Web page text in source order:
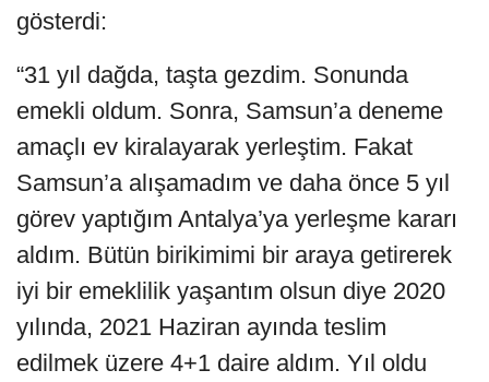
gösterdi:
“31 yıl dağda, taşta gezdim. Sonunda
emekli oldum. Sonra, Samsun’a deneme
amaçlı ev kiralayarak yerleştim. Fakat
Samsun’a alışamadım ve daha önce 5 yıl
görev yaptığım Antalya’ya yerleşme kararı
aldım. Bütün birikimimi bir araya getirerek
iyi bir emeklilik yaşantım olsun diye 2020
yılında, 2021 Haziran ayında teslim
edilmek üzere 4+1 daire aldım. Yıl oldu